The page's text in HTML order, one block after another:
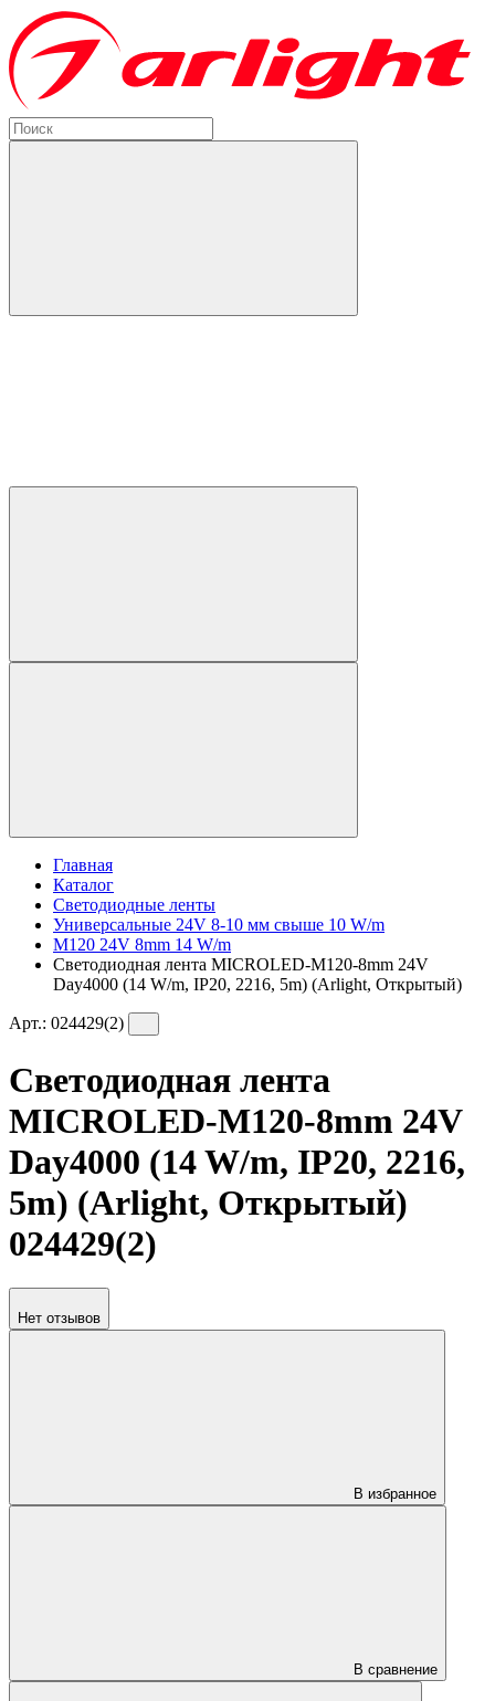
Главная
Каталог
Светодиодные ленты
Универсальные 24V 8-10 мм свыше 10 W/m
M120 24V 8mm 14 W/m
Светодиодная лента MICROLED-M120-8mm 24V
Day4000 (14 W/m, IP20, 2216, 5m) (Arlight, Открытый)
Арт.: 024429(2)
Светодиодная лента
MICROLED-M120-8mm 24V
Day4000 (14 W/m, IP20, 2216,
5m) (Arlight, Открытый)
024429(2)
Нет отзывов
В избранное
В сравнение